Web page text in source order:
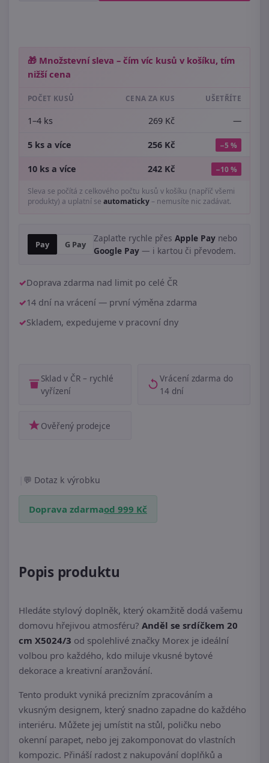
🎁 Množstevní sleva – čím víc kusů v košíku, tím
nižší cena
POČET KUSŮ CENA ZA KUS UŠETŘÍTE
1–4 ks 269 Kč —
5 ks a více 256 Kč −5 %
10 ks a více 242 Kč −10 %
Sleva se počítá z celkového počtu kusů v košíku (napříč všemi
produkty) a uplatní se automaticky– nemusíte nic zadávat.
Pay G Pay
Zaplaťte rychle přes Apple Pay nebo
Google Pay — i kartou či převodem.
Doprava zdarma nad limit po celé ČR
14 dní na vrácení — první výměna zdarma
Skladem, expedujeme v pracovní dny
Sklad v ČR – rychlé
vyřízení
Vrácení zdarma do
14 dní
Ověřený prodejce
Dotaz k výrobku
Doprava zdarmaod 999 Kč
Popis produktu
Hledáte stylový doplněk, který okamžitě dodá vašemu
domovu hřejivou atmosféru? Anděl se srdíčkem 20
cm X5024/3 od spolehlivé značky Morex je ideální
volbou pro každého, kdo miluje vkusné bytové
dekorace a kreativní aranžování.
Tento produkt vyniká precizním zpracováním a
vkusným designem, který snadno zapadne do každého
interiéru. Můžete jej umístit na stůl, poličku nebo
okenní parapet, nebo jej zakomponovat do vlastních
kompozic. Přináší radost z nakupování doplňků a